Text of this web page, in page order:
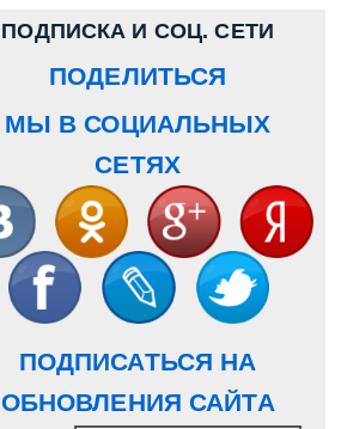
ПОДПИСКА И СОЦ. СЕТИ
ПОДЕЛИТЬСЯ
МЫ В СОЦИАЛЬНЫХ
СЕТЯХ
ПОДПИСАТЬСЯ НА
ОБНОВЛЕНИЯ САЙТА